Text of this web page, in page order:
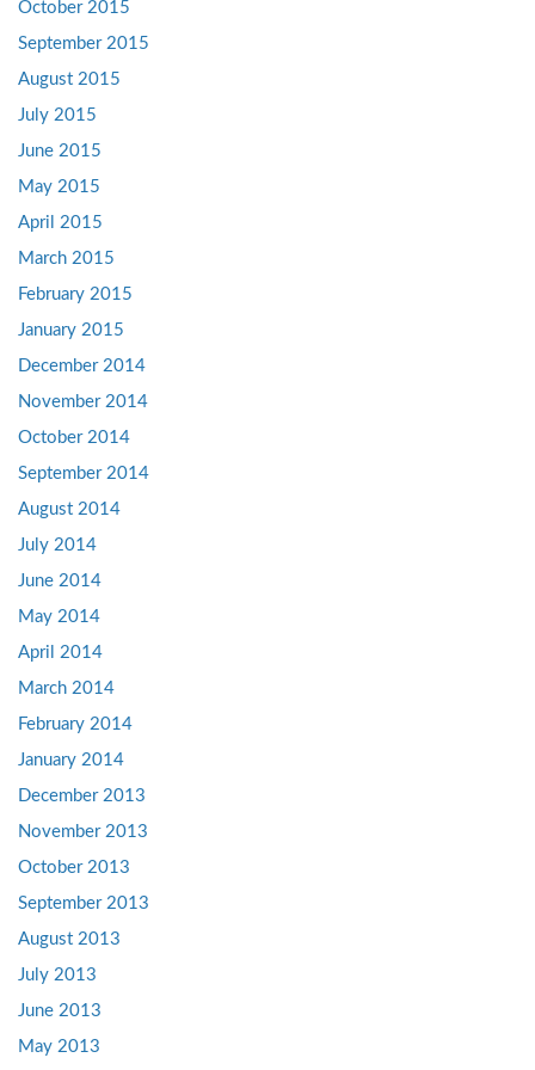
October 2015
September 2015
August 2015
July 2015
June 2015
May 2015
April 2015
March 2015
February 2015
January 2015
December 2014
November 2014
October 2014
September 2014
August 2014
July 2014
June 2014
May 2014
April 2014
March 2014
February 2014
January 2014
December 2013
November 2013
October 2013
September 2013
August 2013
July 2013
June 2013
May 2013